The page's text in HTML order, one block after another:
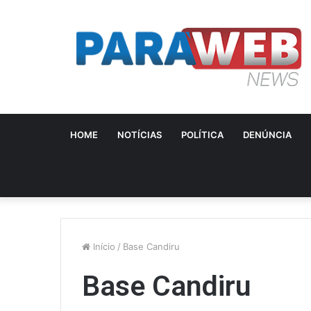
HOME NOTÍCIAS POLÍTICA DENÚNCIA
Início / Base Candiru
Base Candiru